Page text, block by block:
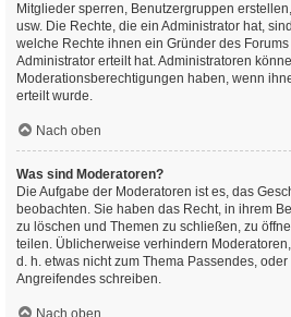
Mitglieder sperren, Benutzergruppen
usw. Die Rechte, die ein Administrator hat,
welche Rechte ihnen ein Gründer des
Administrator erteilt hat. Administratoren
Moderationsberechtigungen haben, wenn
erteilt wurde.
Nach oben
Was sind Moderatoren?
Die Aufgabe der Moderatoren ist es, das
beobachten. Sie haben das Recht, in ihrem
zu löschen und Themen zu schließen, zu
teilen. Üblicherweise verhindern
d. h. etwas nicht zum Thema Passendes,
Angreifendes schreiben.
Nach oben